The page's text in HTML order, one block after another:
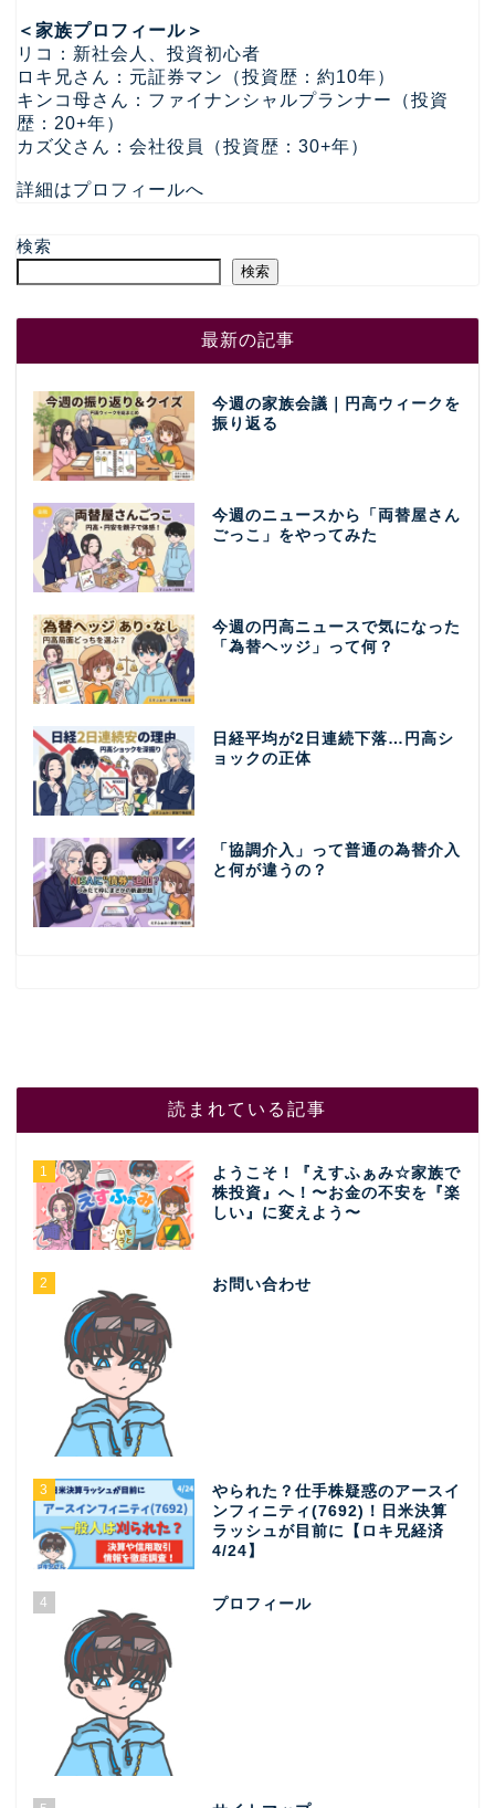
＜家族プロフィール＞
リコ：新社会人、投資初心者
ロキ兄さん：元証券マン（投資歴：約10年）
キンコ母さん：ファイナンシャルプランナー（投資
歴：20+年）
カズ父さん：会社役員（投資歴：30+年）
詳細はプロフィールへ
検索
検索
最新の記事
今週の家族会議｜円高ウィークを
振り返る
今週のニュースから「両替屋さん
ごっこ」をやってみた
今週の円高ニュースで気になった
「為替ヘッジ」って何？
日経平均が2日連続下落…円高シ
ョックの正体
「協調介入」って普通の為替介入
と何が違うの？
読まれている記事
1
ようこそ！『えすふぁみ☆家族で
株投資』へ！〜お金の不安を『楽
しい』に変えよう〜
2 お問い合わせ
3
やられた？仕手株疑惑のアースイ
ンフィニティ(7692)！日米決算
ラッシュが目前に【ロキ兄経済
4/24】
4 プロフィール